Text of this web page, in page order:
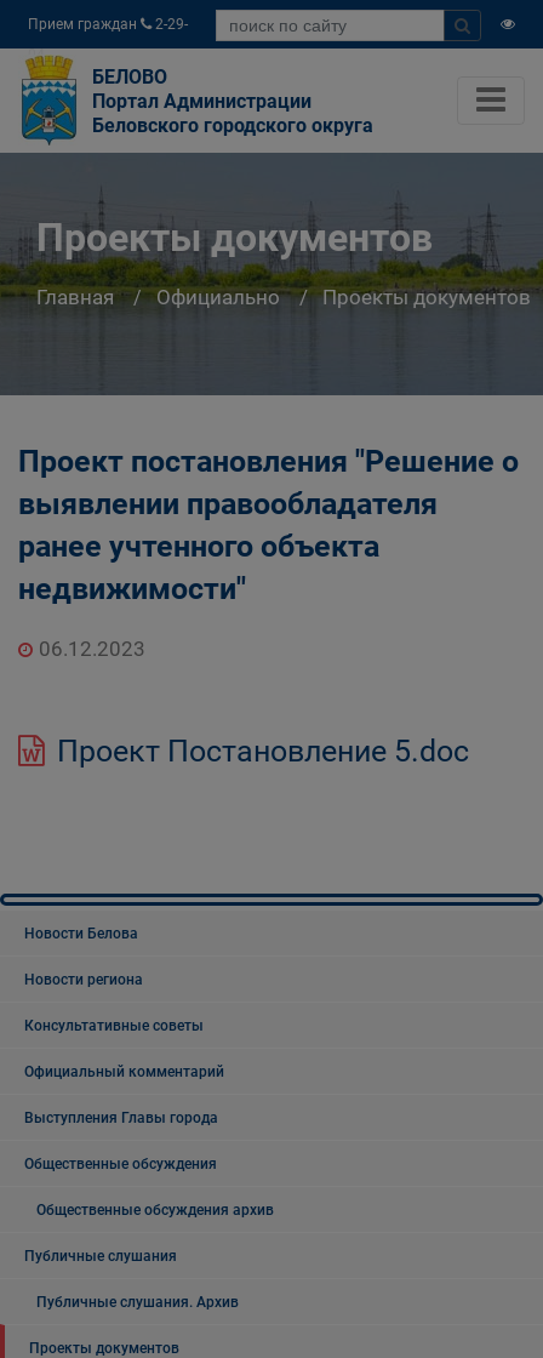
Прием граждан
2-29-
04
БЕЛОВО
Портал Администрации
Беловского городского округа
Проекты документов
Главная Официально Проекты документов
Проект постановления "Решение о
выявлении правообладателя
ранее учтенного объекта
недвижимости"
06.12.2023
Проект Постановление 5.doc
Новости Белова
Новости региона
Консультативные советы
Официальный комментарий
Выступления Главы города
Общественные обсуждения
Общественные обсуждения архив
Публичные слушания
Публичные слушания. Архив
Проекты документов